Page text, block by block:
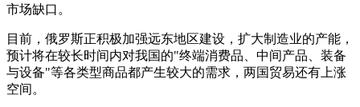
市场缺口。
目前，俄罗斯正积极加强远东地区建设，扩大制造业的产能，
预计将在较长时间内对我国的"终端消费品、中间产品、装备
与设备"等各类型商品都产生较大的需求，两国贸易还有上涨
空间。